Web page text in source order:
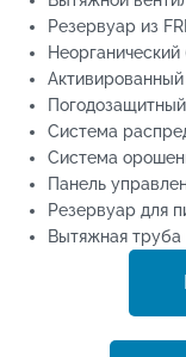
Резервуар из
Неорганический
Активированный
Система
Система
Панель
Резервуар для
Вытяжная труба